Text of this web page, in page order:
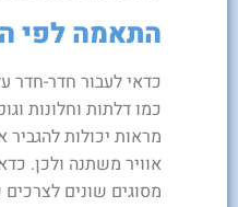
התאמה לפי
כדאי לעבור חדר-חדר
כמו דלתות וחלונות
מראות יכולות
אוויר משתנה ולכן.
מסוגים שונים